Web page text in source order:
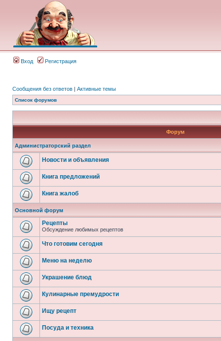
Вход Регистрация
Сообщения без ответов | Активные темы
Список форумов
Форум
Администраторский раздел
Новости и объявления
Книга предложений
Книга жалоб
Основной форум
Рецепты
Обсуждение любимых рецептов
Что готовим сегодня
Меню на неделю
Украшение блюд
Кулинарные премудрости
Ищу рецепт
Посуда и техника